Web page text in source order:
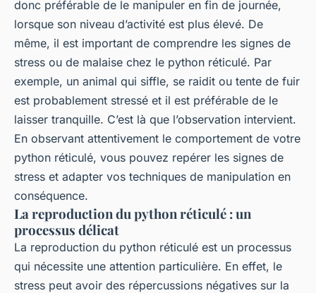
donc préférable de le manipuler en fin de journée,
lorsque son niveau d’activité est plus élevé. De
même, il est important de comprendre les signes de
stress ou de malaise chez le python réticulé. Par
exemple, un animal qui siffle, se raidit ou tente de fuir
est probablement stressé et il est préférable de le
laisser tranquille. C’est là que l’observation intervient.
En observant attentivement le comportement de votre
python réticulé, vous pouvez repérer les signes de
stress et adapter vos techniques de manipulation en
conséquence.
La reproduction du python réticulé : un
processus délicat
La reproduction du python réticulé est un processus
qui nécessite une attention particulière. En effet, le
stress peut avoir des répercussions négatives sur la